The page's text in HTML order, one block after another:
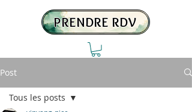
PRENDRE RDV
Post
Tous les posts